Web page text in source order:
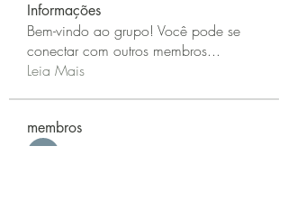
Informações
Bem-vindo ao grupo! Você pode se
conectar com outros membros...
Leia Mais
membros